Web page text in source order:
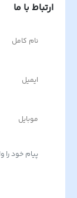
ارتباط با ما